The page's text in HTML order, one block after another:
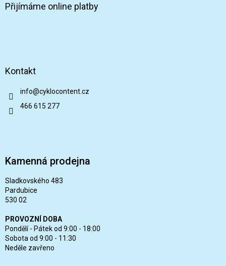
Přijímáme online platby
Kontakt
info@cyklocontent.cz
466 615 277
Kamenná prodejna
Sladkovského 483
Pardubice
530 02
PROVOZNÍ DOBA
Pondělí - Pátek od 9:00 - 18:00
Sobota od 9:00 - 11:30
Neděle zavřeno